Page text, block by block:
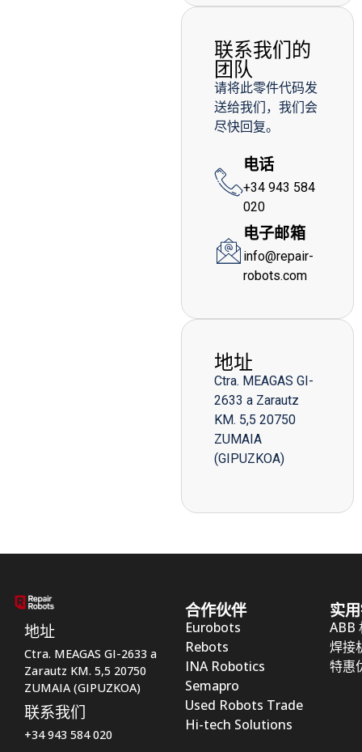
联系我们的
团队
请将此零件代码发
送给我们，我们会
尽快回复。
电话
+34 943 584
020
电子邮箱
info@repair-
robots.com
地址
Ctra. MEAGAS GI-
2633 a Zarautz
KM. 5,5 20750
ZUMAIA
(GIPUZKOA)
地址
Ctra. MEAGAS GI-2633 a
Zarautz KM. 5,5 20750
ZUMAIA (GIPUZKOA)
联系我们
+34 943 584 020
合作伙伴
Eurobots
Rebots
INA Robotics
Semapro
Used Robots Trade
Hi-tech Solutions
实
ABB
焊接
特惠